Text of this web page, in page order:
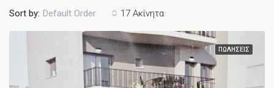
17 Ακίνητα
Sort by: Default Order
ΠΩΛΉΣΕΙΣ